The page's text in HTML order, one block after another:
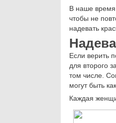
В наше время
чтобы не
надевать
Если верить
для второго
том числе.
могут быть
Каждая